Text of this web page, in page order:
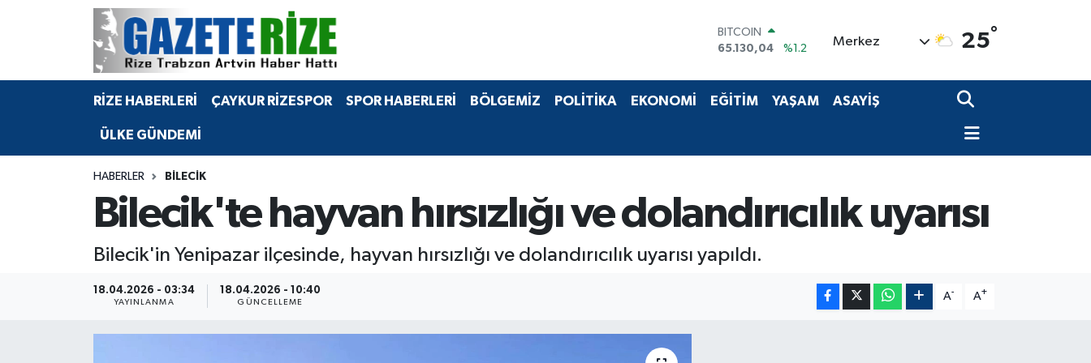
BITCOIN
65.130,04
%1.2
47,7106
%0.17
EURO
%0.27
GRAM ALTIN
13.887
%64
Merkez 25°
RİZE HABERLERİ ÇAYKUR RİZESPOR SPOR HABERLERİ BÖLGEMİZ POLİTİKA EKONOMİ EĞİTİM YAŞAM ASAYİŞ
ÜLKE GÜNDEMİ
HABERLER BILECIK
Bilecik'te hayvan hırsızlığı ve dolandırıcılık uyarısı
Bilecik'in Yenipazar ilçesinde, hayvan hırsızlığı ve dolandırıcılık uyarısı yapıldı.
18.04.2026 - 03:34
YAYINLANMA
18.04.2026 - 10:40
GÜNCELLEME
A- A+
BÖLGEMİZ
Bilim Teknoloji
Advertising news
Merkez Nöbetçi Eczaneler
Merkez Hava Durumu
Merkez Trafik Yoğunluk Haritası
Tüm Manşetler
Haber Arşivi